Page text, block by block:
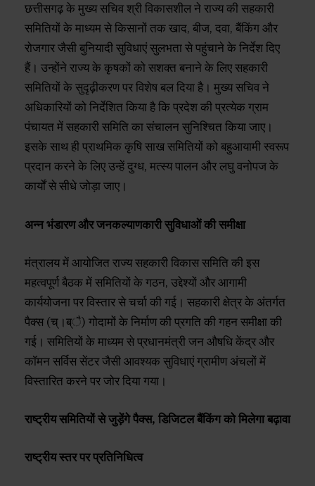
छत्तीसगढ़ के मुख्य सचिव श्री विकासशील ने राज्य की सहकारी
समितियों के माध्यम से किसानों तक खाद, बीज, दवा, बैंकिंग और
रोजगार जैसी बुनियादी सुविधाएं सुलभता से पहुंचाने के निर्देश दिए
हैं। उन्होंने राज्य के कृषकों को सशक्त बनाने के लिए सहकारी
समितियों के सुदृढ़ीकरण पर विशेष बल दिया है। मुख्य सचिव ने
अधिकारियों को निर्देशित किया है कि प्रदेश की प्रत्येक ग्राम
पंचायत में सहकारी समिति का संचालन सुनिश्चित किया जाए।
इसके साथ ही प्राथमिक कृषि साख समितियों को बहुआयामी स्वरूप
प्रदान करने के लिए उन्हें दुग्ध, मत्स्य पालन और लघु वनोपज के
कार्यों से सीधे जोड़ा जाए।
अन्न भंडारण और जनकल्याणकारी सुविधाओं की समीक्षा
मंत्रालय में आयोजित राज्य सहकारी विकास समिति की इस
महत्वपूर्ण बैठक में समितियों के गठन, उद्देश्यों और आगामी
कार्ययोजना पर विस्तार से चर्चा की गई। सहकारी क्षेत्र के अंतर्गत
पैक्स (च्।ब्ै) गोदामों के निर्माण की प्रगति की गहन समीक्षा की
गई। समितियों के माध्यम से प्रधानमंत्री जन औषधि केंद्र और
कॉमन सर्विस सेंटर जैसी आवश्यक सुविधाएं ग्रामीण अंचलों में
विस्तारित करने पर जोर दिया गया।
राष्ट्रीय समितियों से जुड़ेंगे पैक्स, डिजिटल बैंकिंग को मिलेगा बढ़ावा
राष्ट्रीय स्तर पर प्रतिनिधित्व